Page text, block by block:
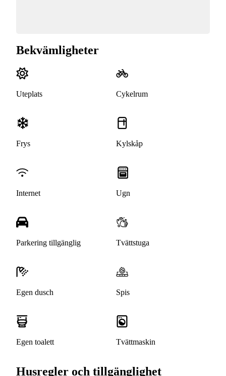
Bekvämligheter
Uteplats Cykelrum
Frys Kylskåp
Internet Ugn
Parkering tillgänglig Tvättstuga
Egen dusch Spis
Egen toalett Tvättmaskin
Husregler och tillgänglighet